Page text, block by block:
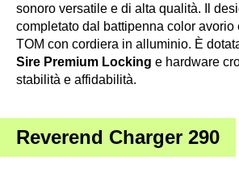
sonoro versatile e di alta qualità. Il
completato dal battipenna color avorio
TOM con cordiera in alluminio. È
Sire Premium Locking e hardware
stabilità e affidabilità.
Reverend Charger 290